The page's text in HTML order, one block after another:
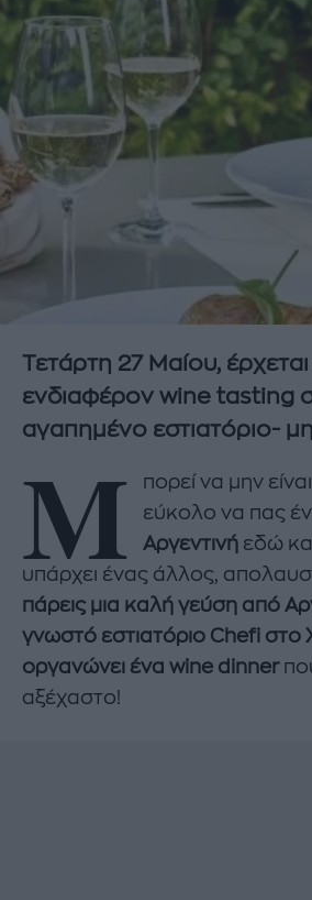
Τετάρτη 27 Μαίου,
ενδιαφέρον wine tasting
αγαπημένο εστιατόριο-
Μ
πορεί να μην
εύκολο να πας
Αργεντινή εδώ
υπάρχει ένας άλλος,
πάρεις μια καλή γεύση από
γνωστό εστιατόριο Chefi στο
οργανώνει ένα wine dinner
αξέχαστο!